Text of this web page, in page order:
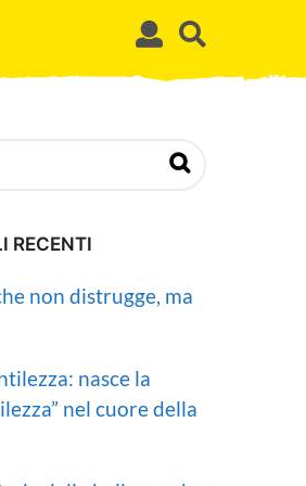
RECENTI
non distrugge, ma
nasce la
nel cuore della